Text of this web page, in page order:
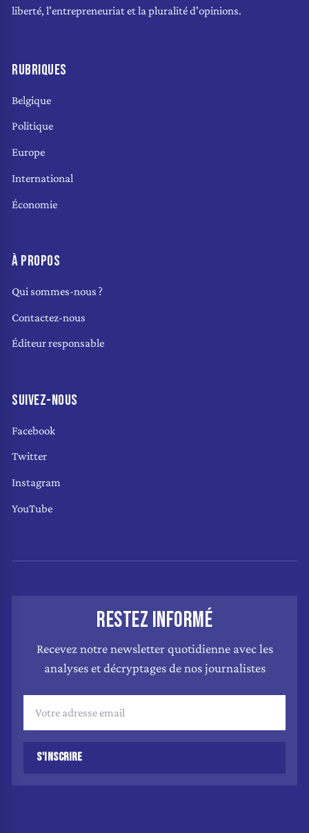
liberté, l'entrepreneuriat et la pluralité d'opinions.
RUBRIQUES
Belgique
Politique
Europe
International
Économie
À PROPOS
Qui sommes-nous ?
Contactez-nous
Éditeur responsable
SUIVEZ-NOUS
Facebook
Twitter
Instagram
YouTube
RESTEZ INFORMÉ
Recevez notre newsletter quotidienne avec les
analyses et décryptages de nos journalistes
S'INSCRIRE